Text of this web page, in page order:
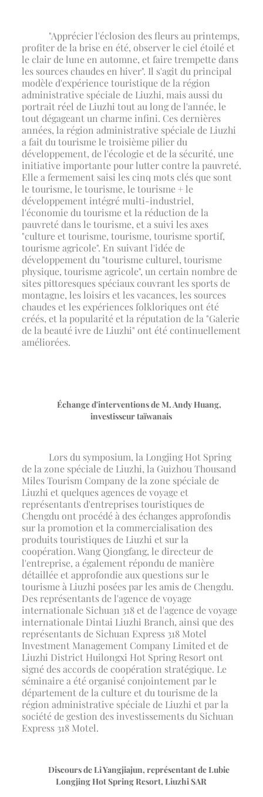
"Apprécier l'éclosion des fleurs au printemps,
profiter de la brise en été, observer le ciel étoilé et
le clair de lune en automne, et faire trempette dans
les sources chaudes en hiver". Il s'agit du principal
modèle d'expérience touristique de la région
administrative spéciale de Liuzhi, mais aussi du
portrait réel de Liuzhi tout au long de l'année, le
tout dégageant un charme infini. Ces dernières
années, la région administrative spéciale de Liuzhi
a fait du tourisme le troisième pilier du
développement, de l'écologie et de la sécurité, une
initiative importante pour lutter contre la pauvreté.
Elle a fermement saisi les cinq mots clés que sont
le tourisme, le tourisme, le tourisme + le
développement intégré multi-industriel,
l'économie du tourisme et la réduction de la
pauvreté dans le tourisme, et a suivi les axes
"culture et tourisme, tourisme, tourisme sportif,
tourisme agricole". En suivant l'idée de
développement du "tourisme culturel, tourisme
physique, tourisme agricole", un certain nombre de
sites pittoresques spéciaux couvrant les sports de
montagne, les loisirs et les vacances, les sources
chaudes et les expériences folkloriques ont été
créés, et la popularité et la réputation de la "Galerie
de la beauté ivre de Liuzhi" ont été continuellement
améliorées.
Échange d'interventions de M. Andy Huang,
investisseur taïwanais
Lors du symposium, la Longjing Hot Spring
de la zone spéciale de Liuzhi, la Guizhou Thousand
Miles Tourism Company de la zone spéciale de
Liuzhi et quelques agences de voyage et
représentants d'entreprises touristiques de
Chengdu ont procédé à des échanges approfondis
sur la promotion et la commercialisation des
produits touristiques de Liuzhi et sur la
coopération. Wang Qiongfang, le directeur de
l'entreprise, a également répondu de manière
détaillée et approfondie aux questions sur le
tourisme à Liuzhi posées par les amis de Chengdu.
Des représentants de l'agence de voyage
internationale Sichuan 318 et de l'agence de voyage
internationale Dintai Liuzhi Branch, ainsi que des
représentants de Sichuan Express 318 Motel
Investment Management Company Limited et de
Liuzhi District Huilongxi Hot Spring Resort ont
signé des accords de coopération stratégique. Le
séminaire a été organisé conjointement par le
département de la culture et du tourisme de la
région administrative spéciale de Liuzhi et par la
société de gestion des investissements du Sichuan
Express 318 Motel.
Discours de Li Yangjiajun, représentant de Lubie
Longjing Hot Spring Resort, Liuzhi SAR